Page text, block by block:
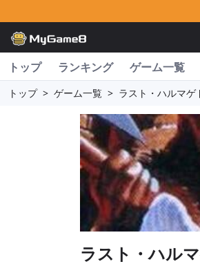
トップ ランキング ゲーム一覧
トップ > ゲーム一覧 > ラスト・ハルマゲ
ラスト・ハル